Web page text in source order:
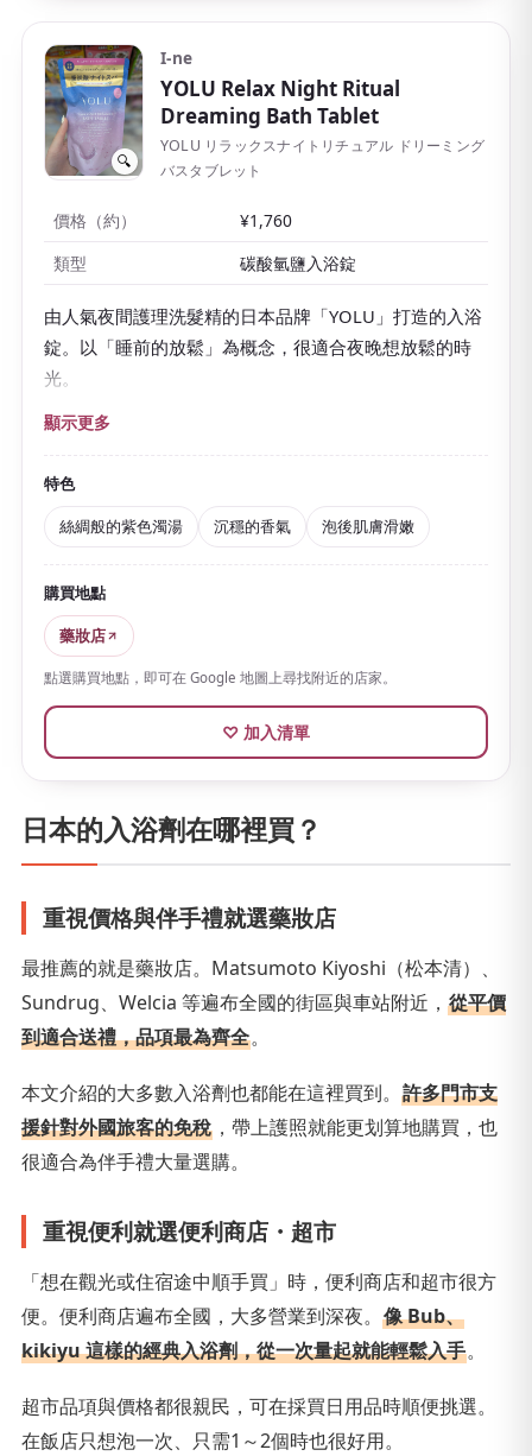
🔍
I-ne
YOLU Relax Night Ritual
Dreaming Bath Tablet
YOLU リラックスナイトリチュアル ドリーミング
バスタブレット
價格（約）
¥1,760
類型
碳酸氫鹽入浴錠
由人氣夜間護理洗髮精的日本品牌「YOLU」打造的入浴
錠。以「睡前的放鬆」為概念，很適合夜晚想放鬆的時
光。
放入熱水中咕嘟溶解，熱水會變成
湯色美得連手伸進去都看不透，光是看著心情就會變
好。
洋甘菊與風信子調和的沉穩香氣
是為夜間放鬆而設計
的，會持續到泡浴之後。添加夜間神經醯胺、絲蛋白萃
取物等保濕與美容成分，泡後肌膚滑嫩。
大顆錠片逐片獨立包裝
與香氣都很時尚，無論作為犒賞的沐浴時光，還是作為
小禮物贈送，都很合適。
顯示更多
特色
絲綢般的紫色濁湯
沉穩的香氣 泡後肌膚滑嫩
購買地點
藥妝店
點選購買地點，即可在 Google 地圖上尋找附近的店家。
♡ 加入清單
日本的入浴劑在哪裡買？
重視價格與伴手禮就選藥妝店
最推薦的就是藥妝店。Matsumoto Kiyoshi（松本清）、
Sundrug、Welcia 等遍布全國的街區與車站附近， 從平價
到適合送禮，品項最為齊全。
本文介紹的大多數入浴劑也都能在這裡買到。 許多門市支
援針對外國旅客的免稅 ，帶上護照就能更划算地購買，也
很適合為伴手禮大量選購。
重視便利就選便利商店・超市
「想在觀光或住宿途中順手買」時，便利商店和超市很方
便。便利商店遍布全國，大多營業到深夜。 像 Bub、
kikiyu 這樣的經典入浴劑，從一次量起就能輕鬆入手。
超市品項與價格都很親民，可在採買日用品時順便挑選。
在飯店只想泡一次、只需1～2個時也很好用。